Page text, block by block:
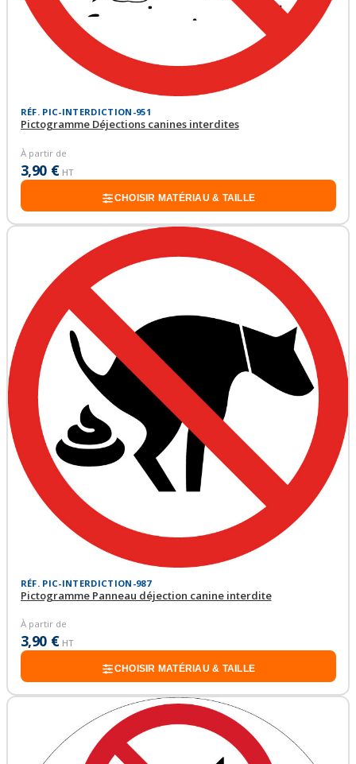
RÉF. PIC-INTERDICTION-951
Pictogramme Déjections canines interdites
À partir de
3,90 € HT
CHOISIR MATÉRIAU & TAILLE
RÉF. PIC-INTERDICTION-987
Pictogramme Panneau déjection canine interdite
À partir de
3,90 € HT
CHOISIR MATÉRIAU & TAILLE